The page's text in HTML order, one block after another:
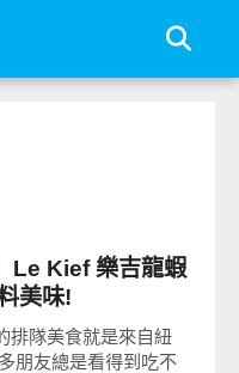
Le Kief 樂吉龍蝦
美味!
排隊美食就是來自紐
朋友總是看得到吃不